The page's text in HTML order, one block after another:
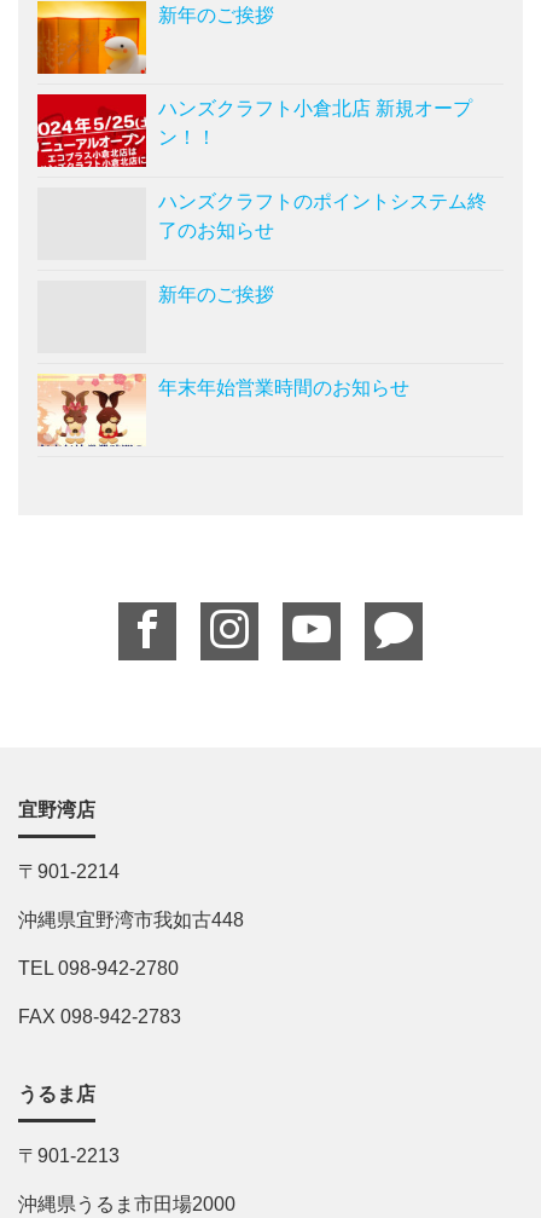
新年のご挨拶
ハンズクラフト小倉北店 新規オープ
ン！！
ハンズクラフトのポイントシステム終
了のお知らせ
新年のご挨拶
年末年始営業時間のお知らせ
宜野湾店
〒901-2214
沖縄県宜野湾市我如古448
TEL 098-942-2780
FAX 098-942-2783
うるま店
〒901-2213
沖縄県うるま市田場2000